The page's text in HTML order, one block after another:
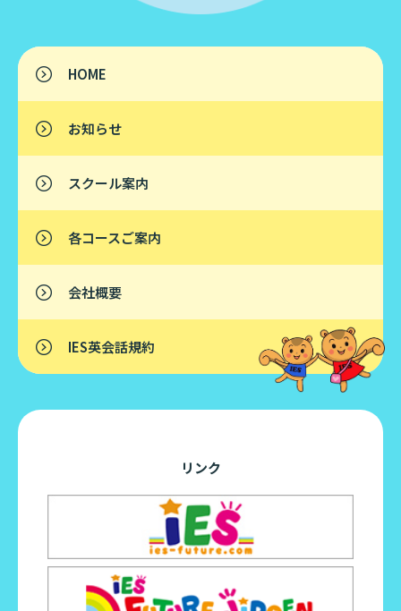
HOME
お知らせ
スクール案内
各コースご案内
会社概要
IES英会話規約
リンク